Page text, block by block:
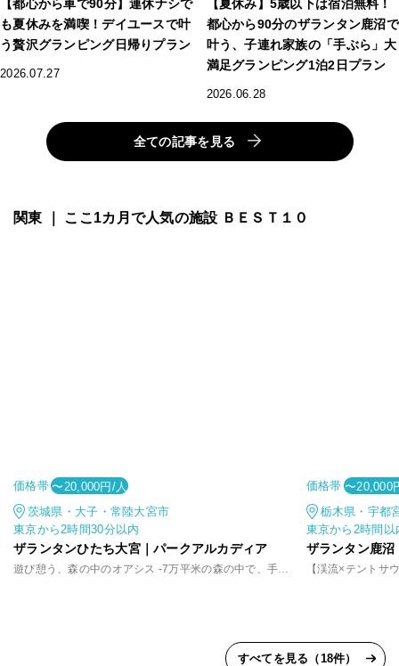
【都心から車で90分】連休ナシで
も夏休みを満喫！デイユースで叶
う贅沢グランピング日帰りプラン
2026.07.27
【夏休み】5歳以下は宿泊無料！
都心から90分のザランタン鹿沼で
叶う、子連れ家族の「手ぶら」大
満足グランピング1泊2日プラン
2026.06.28
全ての記事を見る
関東 ｜ ここ1カ月で人気の施設 ＢＥＳＴ１０
価格帯 〜20,000円/人
茨城県・大子・常陸大宮市
東京から2時間30分以内
ザランタンひたち大宮｜パークアルカディア
遊び憩う、森の中のオアシス -7万平米の森の中で、手軽に味わうアウトドア体験
価格帯 〜20,000
栃木県・宇都
東京から2時間以
ザランタン鹿沼
すべてを見る（18件）